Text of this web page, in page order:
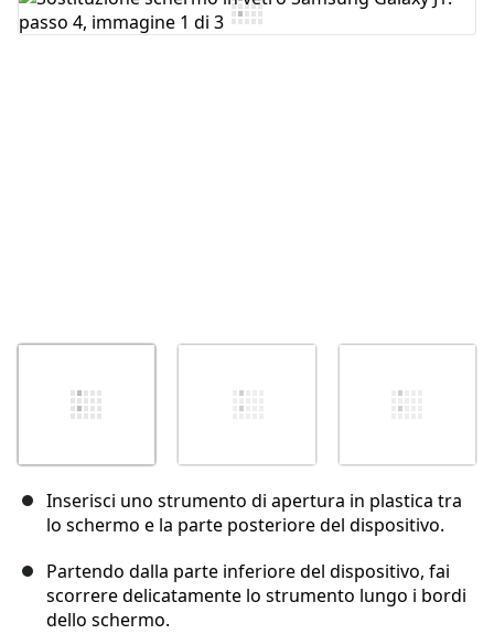
Inserisci uno strumento di apertura in plastica tra
lo schermo e la parte posteriore del dispositivo.
Partendo dalla parte inferiore del dispositivo, fai
scorrere delicatamente lo strumento lungo i bordi
dello schermo.